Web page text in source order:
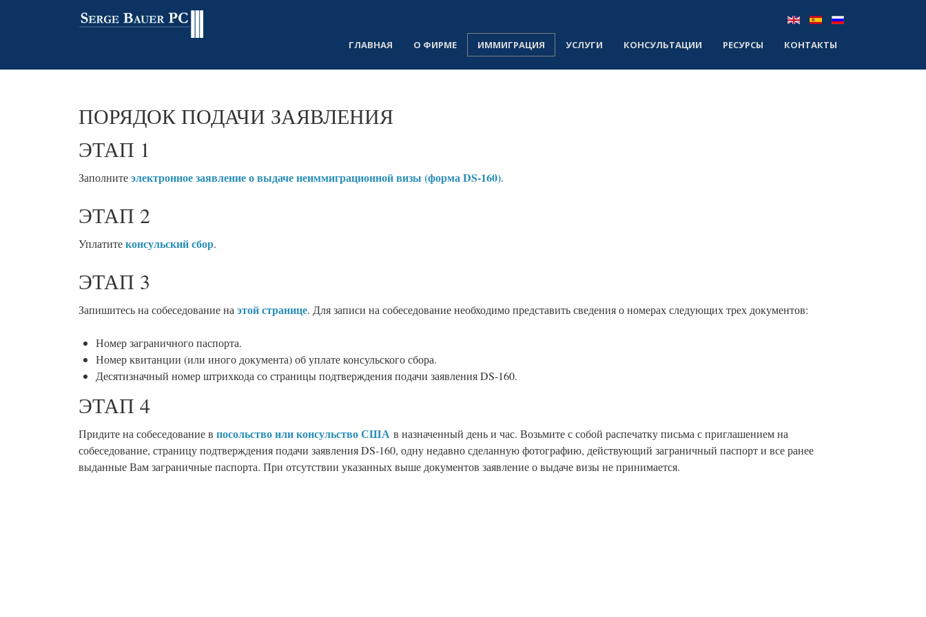
ГЛАВНАЯ О ФИРМЕ ИММИГРАЦИЯ УСЛУГИ КОНСУЛЬТАЦИИ РЕСУРСЫ КОНТАКТЫ
ПОРЯДОК ПОДАЧИ ЗАЯВЛЕНИЯ
ЭТАП 1
Заполнитеэлектронное заявление о выдаче неиммиграционной визы (форма DS-160).
ЭТАП 2
Уплатитеконсульский сбор.
ЭТАП 3
Запишитесь на собеседование на этой странице. Для записи на собеседование необходимо представить сведения о номерах следующих трех документов:
Номер заграничного паспорта.
Номер квитанции (или иного документа) об уплате консульского сбора.
Десятизначный номер штрихкода со страницы подтверждения подачи заявления DS-160.
ЭТАП 4
Придите на собеседование в посольство или консульство США в назначенный день и час. Возьмите с собой распечатку письма с приглашением на
собеседование, страницу подтверждения подачи заявления DS-160, одну недавно сделанную фотографию, действующий заграничный паспорт и все ранее
выданные Вам заграничные паспорта. При отсутствии указанных выше документов заявление о выдаче визы не принимается.